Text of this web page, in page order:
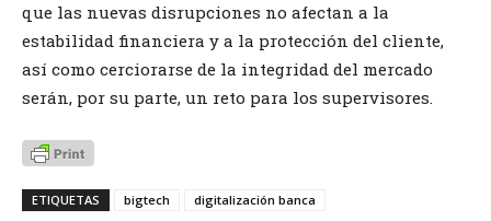
que las nuevas disrupciones no afectan a la
estabilidad financiera y a la protección del cliente,
así como cerciorarse de la integridad del mercado
serán, por su parte, un reto para los supervisores.
ETIQUETAS bigtech digitalización banca